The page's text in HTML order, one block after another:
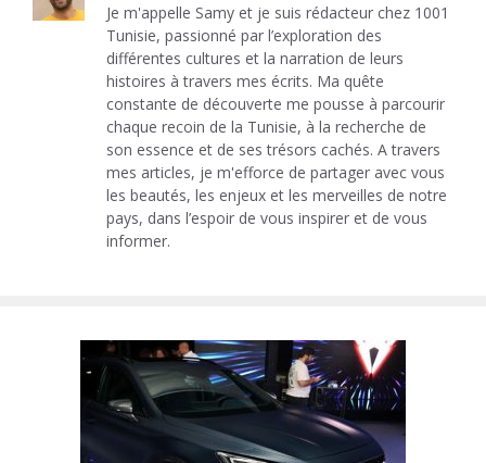
Je m'appelle Samy et je suis rédacteur chez 1001
Tunisie, passionné par l’exploration des
différentes cultures et la narration de leurs
histoires à travers mes écrits. Ma quête
constante de découverte me pousse à parcourir
chaque recoin de la Tunisie, à la recherche de
son essence et de ses trésors cachés. A travers
mes articles, je m'efforce de partager avec vous
les beautés, les enjeux et les merveilles de notre
pays, dans l’espoir de vous inspirer et de vous
informer.